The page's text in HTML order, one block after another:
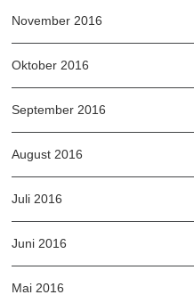
November 2016
Oktober 2016
September 2016
August 2016
Juli 2016
Juni 2016
Mai 2016